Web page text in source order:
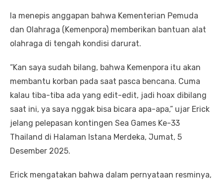
Ia menepis anggapan bahwa Kementerian Pemuda
dan Olahraga (Kemenpora) memberikan bantuan alat
olahraga di tengah kondisi darurat.
“Kan saya sudah bilang, bahwa Kemenpora itu akan
membantu korban pada saat pasca bencana. Cuma
kalau tiba-tiba ada yang edit-edit, jadi hoax dibilang
saat ini, ya saya nggak bisa bicara apa-apa,” ujar Erick
jelang pelepasan kontingen Sea Games Ke-33
Thailand di Halaman Istana Merdeka, Jumat, 5
Desember 2025.
Erick mengatakan bahwa dalam pernyataan resminya,